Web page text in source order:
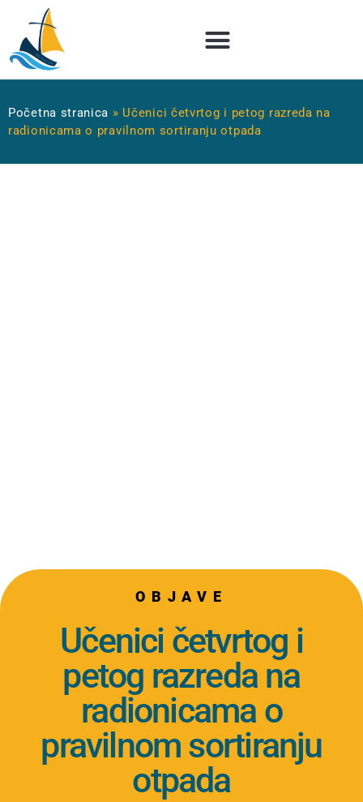
Početna stranica » Učenici četvrtog i petog razreda na
radionicama o pravilnom sortiranju otpada
OBJAVE
Učenici četvrtog i
petog razreda na
radionicama o
pravilnom sortiranju
otpada